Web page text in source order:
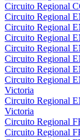
Circuito Regional
Circuito Regional
Circuito Regional
Circuito Regional
Circuito Regional
Circuito Regional
Circuito Regional
Circuito Regional
Victoria
Circuito Regional
Victoria
Circuito Regional
Circuito Regional